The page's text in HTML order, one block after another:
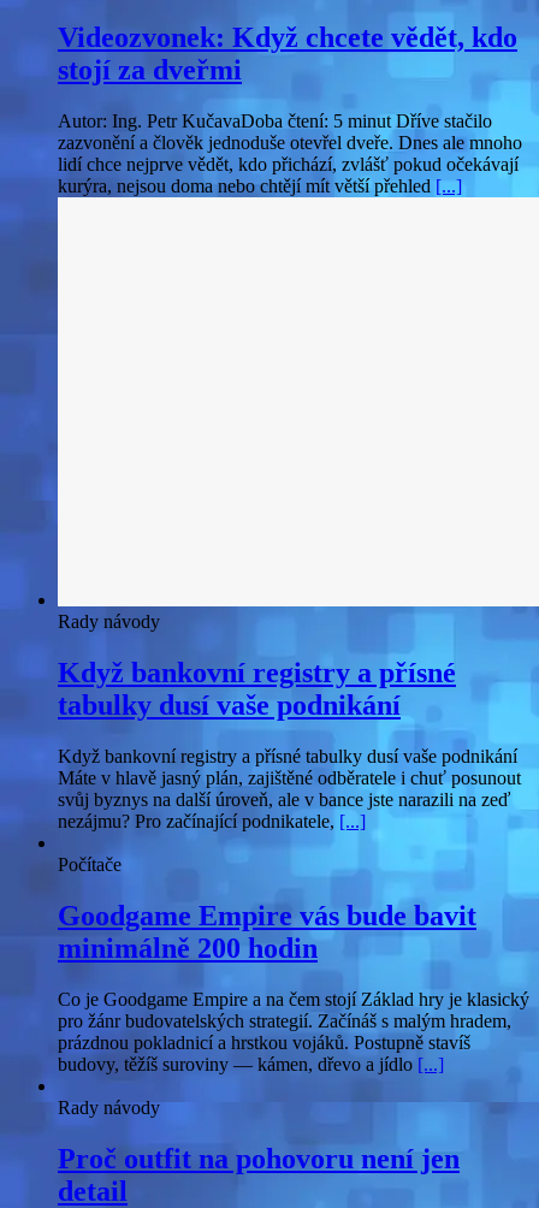
Videozvonek: Když chcete vědět, kdo
stojí za dveřmi
Autor: Ing. Petr KučavaDoba čtení: 5 minut Dříve stačilo
zazvonění a člověk jednoduše otevřel dveře. Dnes ale mnoho
lidí chce nejprve vědět, kdo přichází, zvlášť pokud očekávají
kurýra, nejsou doma nebo chtějí mít větší přehled [...]
Rady návody
Když bankovní registry a přísné
tabulky dusí vaše podnikání
Když bankovní registry a přísné tabulky dusí vaše podnikání
Máte v hlavě jasný plán, zajištěné odběratele i chuť posunout
svůj byznys na další úroveň, ale v bance jste narazili na zeď
nezájmu? Pro začínající podnikatele, [...]
Počítače
Goodgame Empire vás bude bavit
minimálně 200 hodin
Co je Goodgame Empire a na čem stojí Základ hry je klasický
pro žánr budovatelských strategií. Začínáš s malým hradem,
prázdnou pokladnicí a hrstkou vojáků. Postupně stavíš
budovy, těžíš suroviny — kámen, dřevo a jídlo [...]
Rady návody
Proč outfit na pohovoru není jen
detail